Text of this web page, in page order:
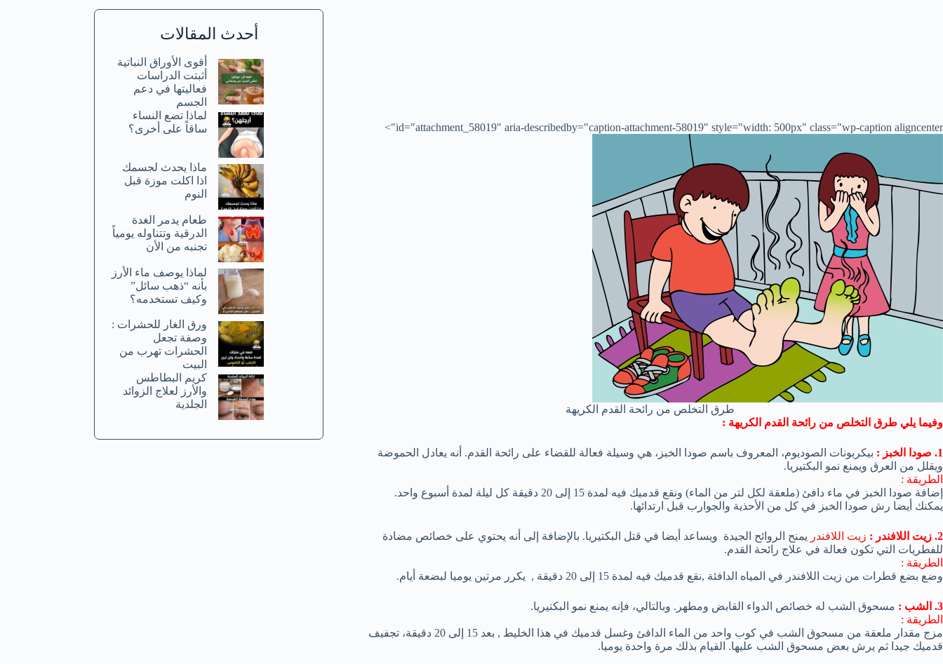
id="attachment_58019" aria-describedby="caption-attachment-58019" style="width: 500px" class="wp-caption aligncenter">
طرق التخلص من رائحة القدم الكريهة
وفيما يلي طرق التخلص من رائحة القدم الكريهة :
1. صودا الخبز :
بيكربونات الصوديوم، المعروف باسم صودا الخبز، هي وسيلة فعالة للقضاء على رائحة القدم. أنه يعادل الحموضة
ويقلل من العرق ويمنع نمو البكتيريا.
الطريقة :
إضافة صودا الخبز في ماء دافئ (ملعقة لكل لتر من الماء) ونقع قدميك فيه لمدة 15 إلى 20 دقيقة كل ليلة لمدة أسبوع واحد.
يمكنك أيضا رش صودا الخبز في كل من الأحذية والجوارب قبل ارتدائها.
2. زيت اللافندر : زيت اللافندر يمنح الروائح الجيدة ويساعد أيضا في قتل البكتيريا. بالإضافة إلى أنه يحتوي على خصائص مضادة
للفطريات التي تكون فعالة في علاج رائحة القدم.
الطريقة :
وضع بضع قطرات من زيت اللافندر في المياه الدافئة ,نقع قدميك فيه لمدة 15 إلى 20 دقيقة , يكرر مرتين يوميا لبضعة أيام.
3. الشب :
مسحوق الشب له خصائص الدواء القابض ومطهر. وبالتالي، فإنه يمنع نمو البكتيريا.
الطريقة :
مزج مقدار ملعقة من مسحوق الشب في كوب واحد من الماء الدافئ وغسل قدميك في هذا الخليط , بعد 15 إلى 20 دقيقة، تجفيف
قدميك جيدا ثم يرش بعض مسحوق الشب عليها. القيام بذلك مرة واحدة يوميا.
أحدث المقالات
أقوى الأوراق النباتية
أثبتت الدراسات
فعاليتها في دعم
الجسم
لماذا تضع النساء
ساقاً على أخرى؟
ماذا يحدث لجسمك
اذا اكلت موزة قبل
النوم
طعام يدمر الغدة
الدرقية وتتناوله يومياً
تجنبه من الأن
لماذا يوصف ماء الأرز
بأنه “ذهب سائل”
وكيف تستخدمه؟
ورق الغار للحشرات :
وصفة تجعل
الحشرات تهرب من
البيت
كريم البطاطس
والأرز لعلاج الزوائد
الجلدية